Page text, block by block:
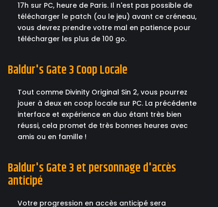
17h sur PC, heure de Paris. Il n'est pas possible de
télécharger le patch (ou le jeu) avant ce créneau,
vous devrez prendre votre mal en patience pour
télécharger les plus de 100 go.
Baldur's Gate 3 Coop Locale
Tout comme Divinity Original Sin 2, vous pourrez
jouer à deux en coop locale sur PC. La précédente
interface et expérience en duo étant très bien
réussi, cela promet de très bonnes heures avec
amis ou en famille !
Baldur's Gate 3 et personnage d'accès
anticipé
Votre progression en accès anticipé sera